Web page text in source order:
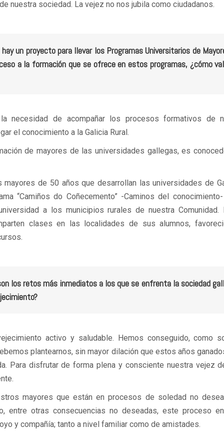
nuestra sociedad. La vejez no nos jubila como ciudadanos.
un proyecto para llevar los Programas Universitarios de
a la formación que se ofrece en estos programas, ¿cómo
necesidad de acompañar los procesos formativos de
el conocimiento a la Galicia Rural.
de mayores de las universidades gallegas, es
de 50 años que desarrollan las universidades de
“Camiños do Coñecemento” -Caminos del
a los municipios rurales de nuestra Comunidad.
clases en las localidades de sus alumnos,
los retos más inmediatos a los que se enfrenta la sociedad
activo y saludable. Hemos conseguido, como
plantearnos, sin mayor dilación que estos años
Para disfrutar de forma plena y consciente nuestra vejez
mayores que están en procesos de soledad no
entre otras consecuencias no deseadas, este proceso
y compañía; tanto a nivel familiar como de amistades.